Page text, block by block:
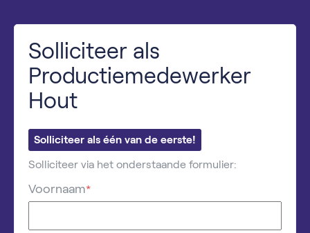
Solliciteer als
Productiemedewerker
Hout
Solliciteer als één van de eerste!
Solliciteer via het onderstaande formulier:
Voornaam*